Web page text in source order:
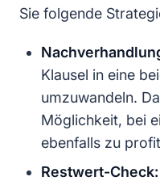
Sie folgende
Klausel in eine
umzuwandeln.
Möglichkeit, bei
ebenfalls zu
Restwert-Check: